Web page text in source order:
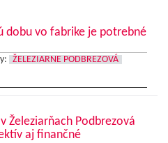
dobu vo fabrike je potrebné
ŽELEZIARNE PODBREZOVÁ
Železiarňach Podbrezová
aj finančné